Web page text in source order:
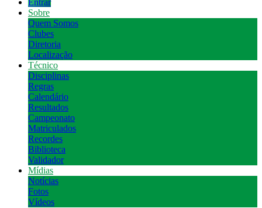
Entrar
Sobre
Quem Somos
Clubes
Diretoria
Localização
Técnico
Disciplinas
Regras
Calendário
Resultados
Campeonato
Matriculados
Recordes
Biblioteca
Validador
Mídias
Notícias
Fotos
Vídeos